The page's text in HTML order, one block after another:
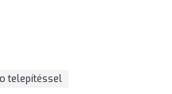
telepítéssel